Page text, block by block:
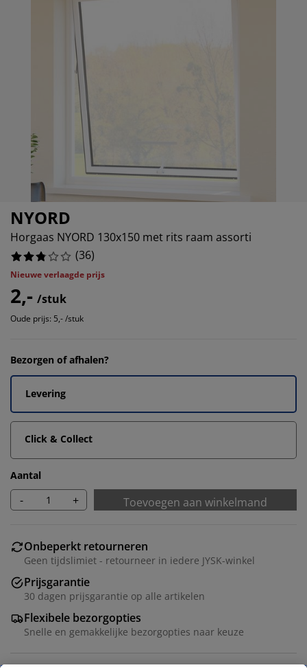
en accessoires
en strijken
NYORD
Horgaas NYORD 130x150 met rits raam assorti
(36)
Nieuwe verlaagde prijs
2,- /stuk
Oude prijs: 5,- /stuk
Bezorgen of afhalen?
Levering
Click & Collect
Aantal
- + Toevoegen aan winkelmand
Onbeperkt retourneren
Geen tijdslimiet - retourneer in iedere JYSK-winkel
Prijsgarantie
30 dagen prijsgarantie op alle artikelen
Flexibele bezorgopties
Snelle en gemakkelijke bezorgopties naar keuze